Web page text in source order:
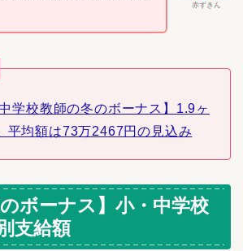
赤ずきん
学校教師の冬のボーナス】1.9ヶ
平均額は73万2467円の見込み
のボーナス】小・中学校
支給額